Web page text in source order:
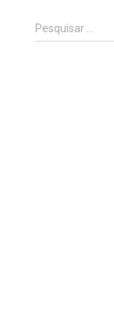
P
e
Pesquisar …